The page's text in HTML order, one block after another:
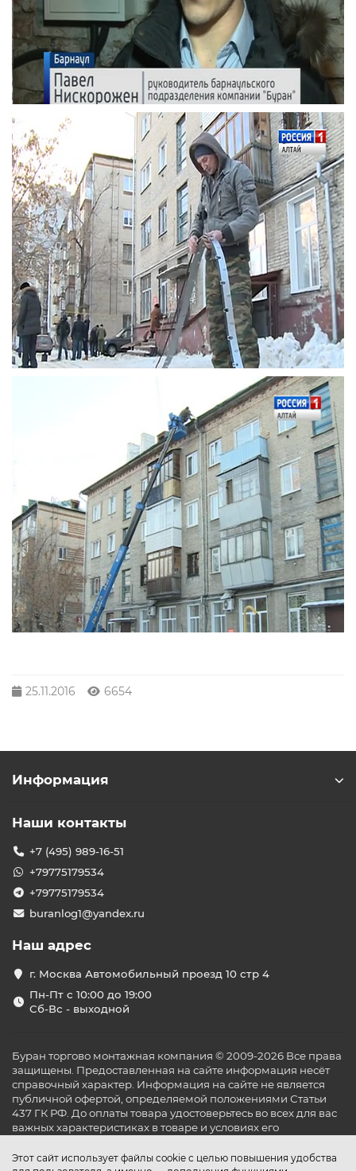
25.11.2016 6654
Этот сайт использует файлы cookie с целью повышения удобства
Информация
Наши контакты
+7 (495) 989-16-51
+79775179534
+79775179534
buranlog1@yandex.ru
Наш адрес
г. Москва Автомобильный проезд 10 стр 4
Пн-Пт с 10:00 до 19:00
Сб-Вс - выходной
Буран торгово монтажная компания © 2009-2026 Все права
защищены. Предоставленная на сайте информация несёт
справочный характер. Информация на сайте не является
публичной офертой, определяемой положениями Статьи
437 ГК РФ. До оплаты товара удостоверьтесь во всех для вас
важных характеристиках в товаре и условиях его